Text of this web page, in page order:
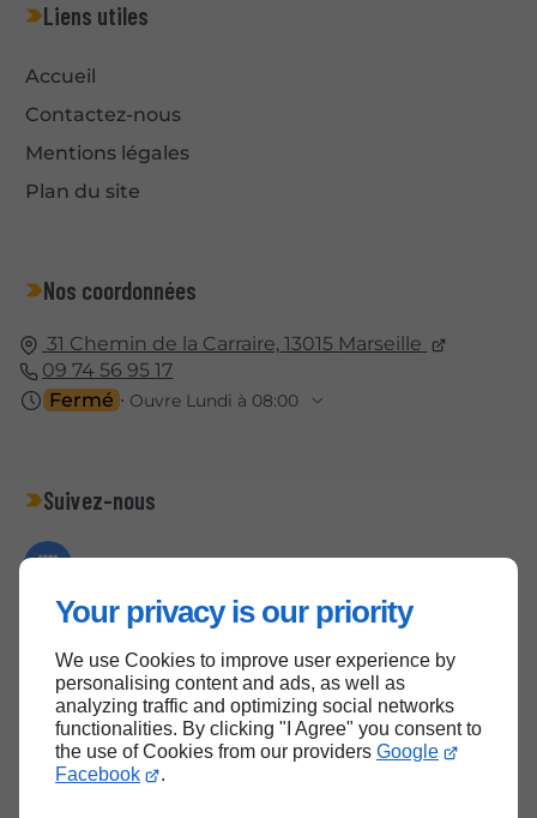
Your privacy is our priority
We use Cookies to improve user experience by
personalising content and ads, as well as
analyzing traffic and optimizing social networks
functionalities. By clicking "I Agree" you consent to
the use of Cookies from our providers Google
Facebook
.
Liens utiles
Accueil
Contactez-nous
Mentions légales
Plan du site
Nos coordonnées
31 Chemin de la Carraire, 13015 Marseille
09 74 56 95 17
Fermé ⋅ Ouvre Lundi à 08:00
Suivez-nous
Haut de page